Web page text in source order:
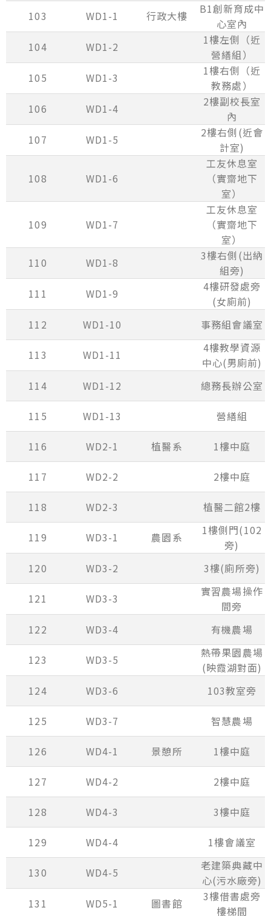
103 WD1-1 行政大樓
B1創新育成中
心室內
104
WD1-2
1樓左側（近
營繕組）
105
WD1-3
1樓右側（近
教務處）
106
WD1-4
2樓副校長室
內
107
WD1-5
2樓右側(近會
計室)
108 WD1-6
工友休息室
（實齋地下
室）
109 WD1-7
工友休息室
（實齋地下
室）
110
WD1-8
3樓右側(出納
組旁)
111
WD1-9
4樓研發處旁
(女廁前)
112
WD1-10 事務組會議室
113 WD1-11
4樓教學資源
中心(男廁前)
114
WD1-12 總務長辦公室
115 WD1-13 營繕組
116 WD2-1 植醫系 1樓中庭
117 WD2-2 2樓中庭
118 WD2-3 植醫二館2樓
119 WD3-1 農園系
1樓側門(102
旁)
120
WD3-2 3樓(廁所旁)
121 WD3-3
實習農場操作
間旁
122
WD3-4 有機農場
123 WD3-5
熱帶果園農場
(映霞湖對面)
124
WD3-6 103教室旁
125 WD3-7 智慧農場
126 WD4-1 景憩所 1樓中庭
127 WD4-2 2樓中庭
128 WD4-3 3樓中庭
129 WD4-4 1樓會議室
130 WD4-5
老建築典藏中
心(污水廠旁)
131
WD5-1 圖書館
3樓借書處旁
樓梯間